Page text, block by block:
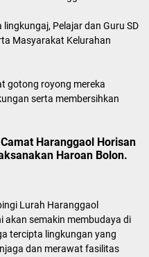
Pelajar dan Guru SD
Masyarakat Kelurahan
gotong royong mereka
serta membersihkan
Haranggaol Horisan
Haroan Bolon.